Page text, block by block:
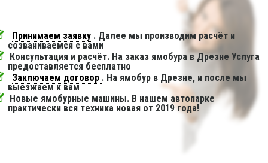
Принимаем заявку . Далее мы производим расчёт и
созваниваемся с вами
Консультация и расчёт. На заказ ямобура в Дрезне Услуга
предоставляется бесплатно
Заключаем договор . На ямобур в Дрезне, и после мы
выезжаем к вам
Новые ямобурные машины. В нашем автопарке
практически вся техника новая от 2019 года!